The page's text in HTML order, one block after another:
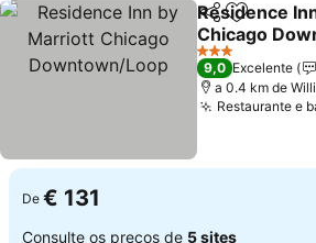
Partilhar
Residence
Chicago
Ver preços
3 Estrelas
9,0 Excelente
a 0.4 km de
Restaurante e
De € 131
Consulte os preços de 5 sites